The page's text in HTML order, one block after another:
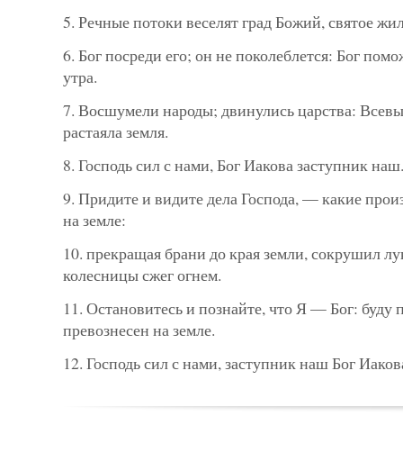
5. Речные потоки веселят град Божий, святое
6. Бог посреди его; он не поколеблется: Бог
утра.
7. Восшумели народы; двинулись царства:
растаяла земля.
8. Господь сил с нами, Бог Иакова заступник наш.
9. Придите и видите дела Господа, — какие
на земле:
10. прекращая брани до края земли, сокрушил
колесницы сжег огнем.
11. Остановитесь и познайте, что Я — Бог: буду
превознесен на земле.
12. Господь сил с нами, заступник наш Бог